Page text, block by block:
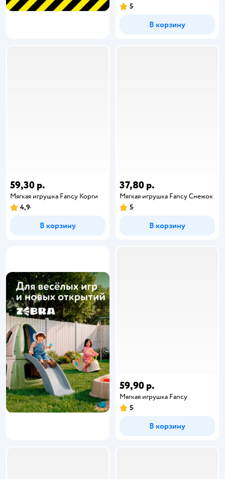
5
В корзину
59,30 р.
Мягкая игрушка Fancy Корги
4,9
В корзину
37,80 р.
Мягкая игрушка Fancy Снежок
5
В корзину
59,90 р.
Мягкая игрушка Fancy
5
В корзину